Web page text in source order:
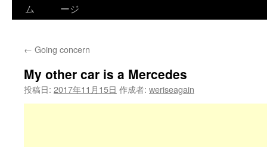
ム
ージ
← Going concern
My other car is a Mercedes
投稿日: 2017年11月15日 作成者: weriseagain